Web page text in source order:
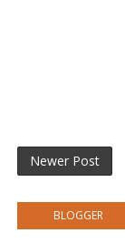
Newer Post
BLOGGER